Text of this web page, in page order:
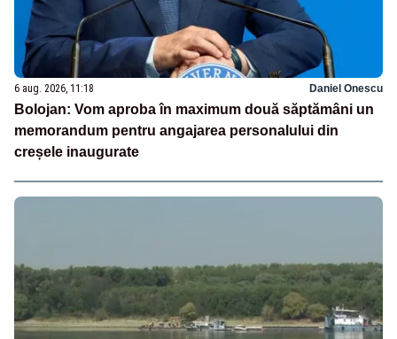
6 aug. 2026, 11:18 Daniel Onescu
Bolojan: Vom aproba în maximum două săptămâni un
memorandum pentru angajarea personalului din
creșele inaugurate